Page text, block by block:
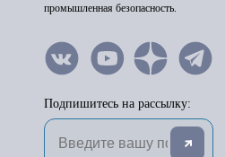
промышленная безопасность.
Подпишитесь на рассылку: